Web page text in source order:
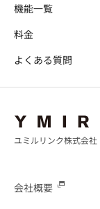
機能一覧
料金
よくある質問
ユミルリンク株式会社
会社概要